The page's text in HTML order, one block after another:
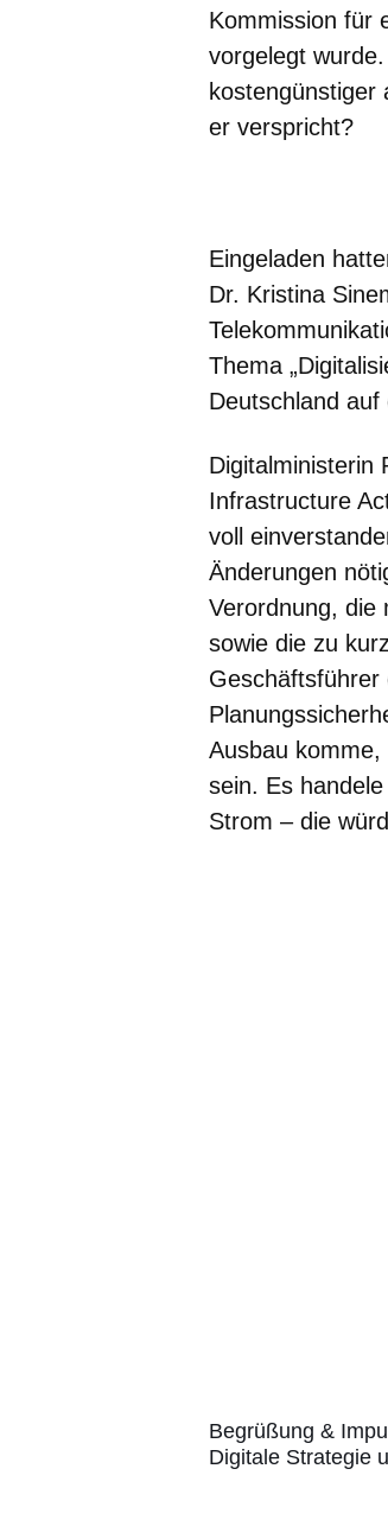
Kommission für
vorgelegt
kostengünstiger
er verspricht?
Eingeladen
Dr. Kristina
Thema
Deutschland auf
Digitalministerin
Infrastructure
voll
Änderungen
Verordnung, die
sowie die zu
Geschäftsführer
Ausbau
sein. Es
Strom – die
Begrüßung &
Digitale Strategie